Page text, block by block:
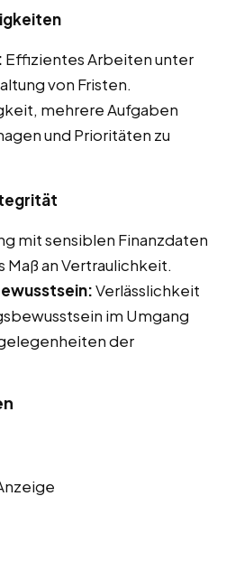
Effizientes Arbeiten unter
von Fristen.
mehrere Aufgaben
und Prioritäten zu
mit sensiblen Finanzdaten
an Vertraulichkeit.
Verlässlichkeit
im Umgang
der